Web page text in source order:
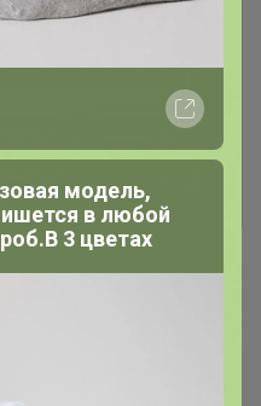
модель,
в любой
3 цветах